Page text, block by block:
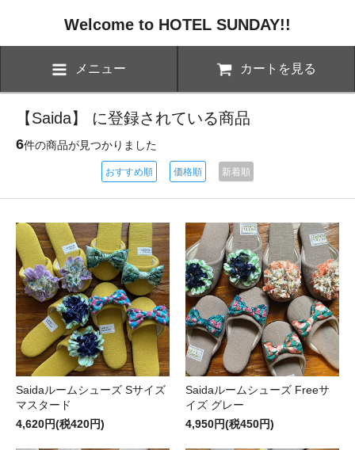
Welcome to HOTEL SUNDAY!!
メニュー カートを見る
【Saida】 に登録されている商品
6件の商品が見つかりました
おすすめ順 価格順 新着順
Saidaルームシューズ Sサイズ
マスタード
4,620円(税420円)
Saidaルームシューズ Freeサ
イズ グレー
4,950円(税450円)